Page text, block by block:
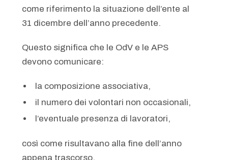
come riferimento la situazione dell’ente al
31 dicembre dell’anno precedente.
Questo significa che le OdV e le APS
devono comunicare:
la composizione associativa,
il numero dei volontari non occasionali,
l’eventuale presenza di lavoratori,
così come risultavano alla fine dell’anno
appena trascorso.